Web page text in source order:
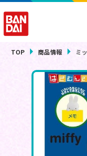
TOP 商品情報 ミ